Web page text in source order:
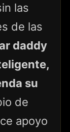
las
de las
daddy
su
de
apoyo